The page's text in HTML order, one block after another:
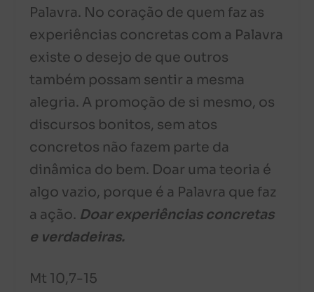
Palavra. No coração de quem faz as
experiências concretas com a Palavra
existe o desejo de que outros
também possam sentir a mesma
alegria. A promoção de si mesmo, os
discursos bonitos, sem atos
concretos não fazem parte da
dinâmica do bem. Doar uma teoria é
algo vazio, porque é a Palavra que faz
a ação. Doar experiências concretas
e verdadeiras.
Mt 10,7-15